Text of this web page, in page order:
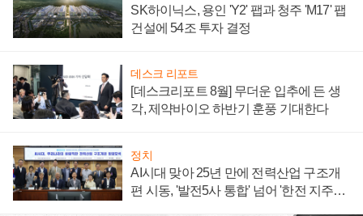
SK하이닉스, 용인 'Y2' 팹과 청주 'M17' 팹
건설에 54조 투자 결정
데스크 리포트
[데스크리포트 8월] 무더운 입추에 든 생
각, 제약바이오 하반기 훈풍 기대한다
정치
AI시대 맞아 25년 만에 전력산업 구조개
편 시동, '발전5사 통합' 넘어 '한전 지주사'